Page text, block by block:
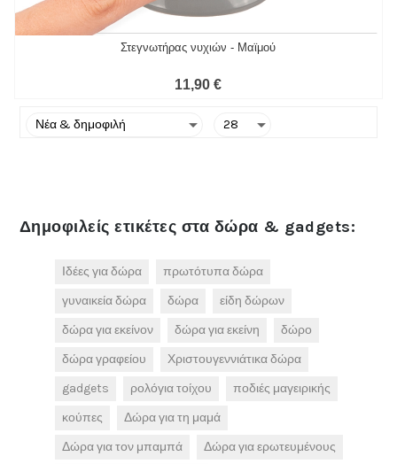
Στεγνωτήρας νυχιών - Μαϊμού
11,90 €
Δημοφιλείς ετικέτες στα δώρα & gadgets:
Ιδέες για δώρα
πρωτότυπα δώρα
γυναικεία δώρα
δώρα
είδη δώρων
δώρα για εκείνον
δώρα για εκείνη
δώρο
δώρα γραφείου
Χριστουγεννιάτικα δώρα
gadgets
ρολόγια τοίχου
ποδιές μαγειρικής
κούπες
Δώρα για τη μαμά
Δώρα για τον μπαμπά
Δώρα για ερωτευμένους